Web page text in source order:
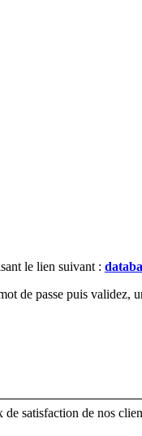
le lien suivant :
de passe puis